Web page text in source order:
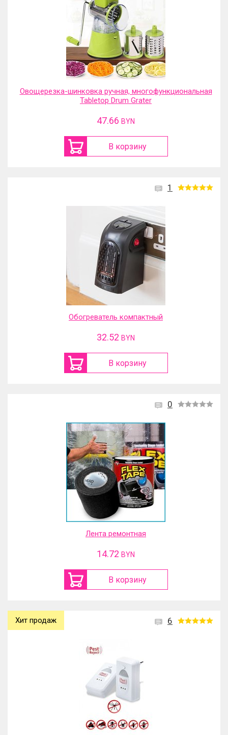
Овощерезка-шинковка ручная, многофункциональная
Tabletop Drum Grater
47.66 BYN
В корзину
1
Обогреватель компактный
32.52 BYN
В корзину
0
Лента ремонтная
14.72 BYN
В корзину
6
Хит продаж